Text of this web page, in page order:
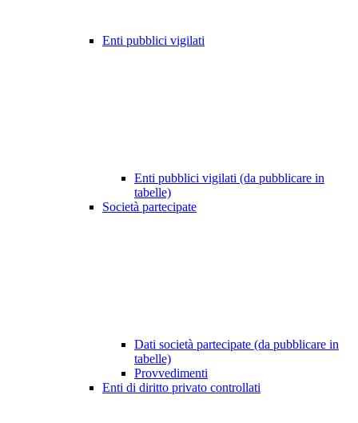
Enti pubblici vigilati
Enti pubblici vigilati (da pubblicare in
tabelle)
Società partecipate
Dati società partecipate (da pubblicare in
tabelle)
Provvedimenti
Enti di diritto privato controllati